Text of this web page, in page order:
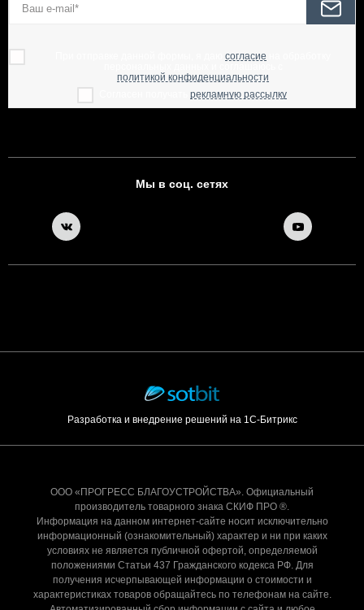
согласие
политикой конфиденциальности
рекламную рассылку
Мы в соц. сетях
Разработка и внедрение решений на 1С-Битрикс
ООО «ПРОГРЕСС БЛАГОУСТРОЙСТВА». Официальный
производитель товарного знака СКИФ ПРО ®.
Информация на данном интернет-сайте носит исключительно
информационный (ознакомительный) характер и ни при каких
условиях не является публичной офертой, определяемой
положениями Статьи 437 Гражданского кодекса РФ. Для
получения исчерпывающей информации о стоимости и
характеристиках товаров обращайтесь по телефонам на сайте.